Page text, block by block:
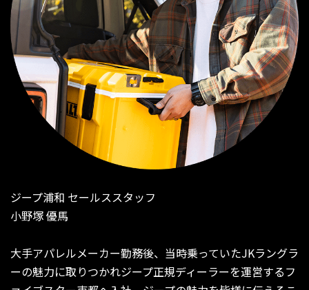
ジープ浦和 セールススタッフ
小野塚 優馬
大手アパレルメーカー勤務後、当時乗っていたJKラングラ
ーの魅力に取りつかれジープ正規ディーラーを運営するフ